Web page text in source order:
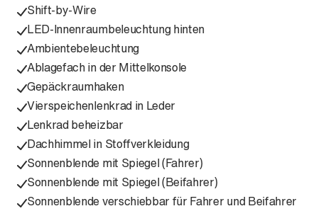
Shift-by-Wire
LED-Innenraumbeleuchtung hinten
Ambientebeleuchtung
Ablagefach in der Mittelkonsole
Gepäckraumhaken
Vierspeichenlenkrad in Leder
Lenkrad beheizbar
Dachhimmel in Stoffverkleidung
Sonnenblende mit Spiegel (Fahrer)
Sonnenblende mit Spiegel (Beifahrer)
Sonnenblende verschiebbar für Fahrer und Beifahrer